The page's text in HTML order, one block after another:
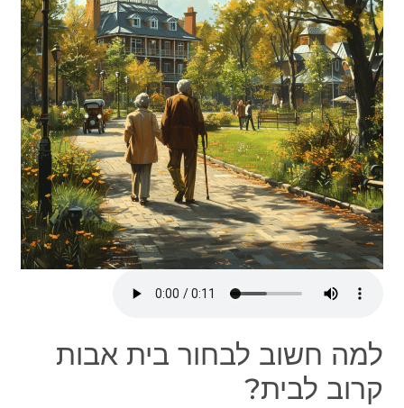
למה חשוב לבחור בית אבות
קרוב לבית?